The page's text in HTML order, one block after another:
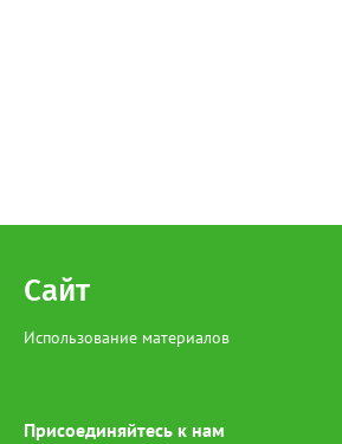
Сайт
Использование материалов
Присоединяйтесь к нам